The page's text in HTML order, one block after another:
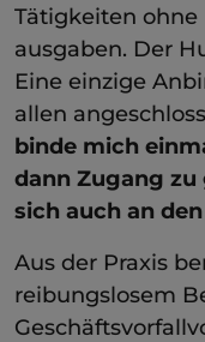
Tätigkeiten
ausgaben. Der
Eine einzige
allen
binde mich
dann Zugang zu
sich auch an
Aus der Praxis
reibungslosem